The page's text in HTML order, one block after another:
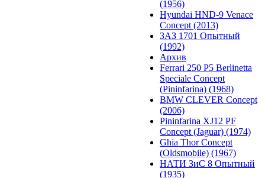
(1956)
Hyundai HND-9 Venace
Concept (2013)
ЗАЗ 1701 Опытный
(1992)
Архив
Ferrari 250 P5 Berlinetta
Speciale Concept
(Pininfarina) (1968)
BMW CLEVER Concept
(2006)
Pininfarina XJ12 PF
Concept (Jaguar) (1974)
Ghia Thor Concept
(Oldsmobile) (1967)
НАТИ ЗиС 8 Опытный
(1935)